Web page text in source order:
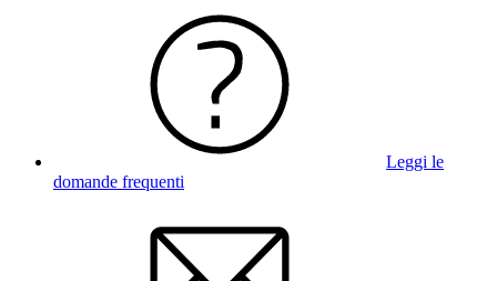
Leggi le
domande frequenti